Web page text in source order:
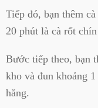
Tiếp đó, bạn thêm
20 phút là cà rốt
Bước tiếp theo, bạn
kho và đun khoảng
hăng.